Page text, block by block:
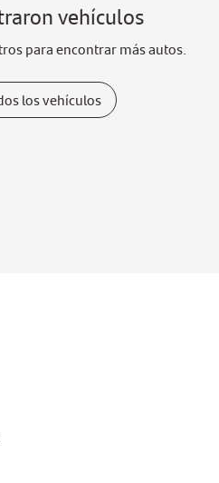
vehículos
para encontrar más autos.
los vehículos